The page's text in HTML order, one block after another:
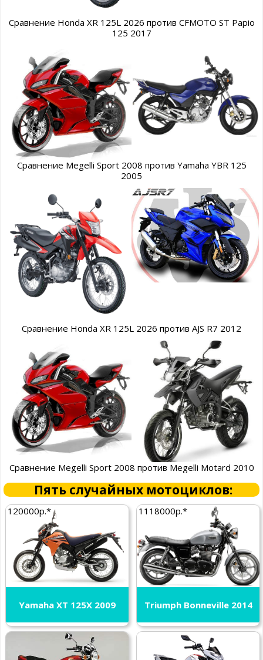
Сравнение Honda XR 125L 2026 против CFMOTO ST Papio
125 2017
Сравнение Megelli Sport 2008 против Yamaha YBR 125
2005
Сравнение Honda XR 125L 2026 против AJS R7 2012
Сравнение Megelli Sport 2008 против Megelli Motard 2010
Пять случайных мотоциклов:
120000р.*
Yamaha XT 125X 2009
1118000р.*
Triumph Bonneville 2014